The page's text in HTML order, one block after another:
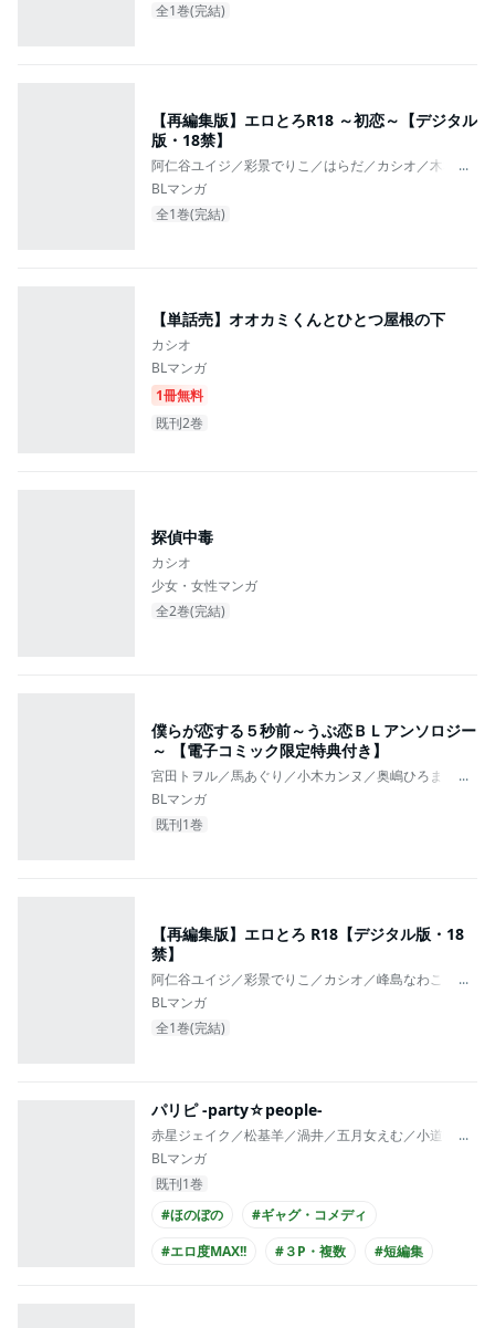
全1巻(完結)
【再編集版】エロとろR18 ～初恋～【デジタル
版・18禁】
阿仁谷ユイジ／彩景でりこ／はらだ／カシオ／木村ヒデ
...
BLマンガ
全1巻(完結)
【単話売】オオカミくんとひとつ屋根の下
カシオ
BLマンガ
1冊無料
既刊2巻
探偵中毒
カシオ
少女・女性マンガ
全2巻(完結)
僕らが恋する５秒前～うぶ恋ＢＬアンソロジー
～ 【電子コミック限定特典付き】
宮田トヲル／馬あぐり／小木カンヌ／奥嶋ひろまさ／奥
...
BLマンガ
既刊1巻
【再編集版】エロとろ R18【デジタル版・18
禁】
阿仁谷ユイジ／彩景でりこ／カシオ／峰島なわこ／仁茂
...
BLマンガ
全1巻(完結)
パリピ -party☆people-
赤星ジェイク／松基羊／渦井／五月女えむ／小道明奈／
...
BLマンガ
既刊1巻
#ほのぼの
#ギャグ・コメディ
#エロ度MAX!!
#３P・複数 #短編集